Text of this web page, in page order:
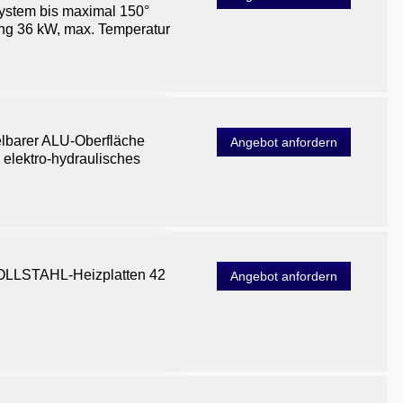
bis maximal 150°
36 kW, max. Temperatur
ALU-Oberfläche
elektro-hydraulisches
Angebot anfordern
Heizplatten 42 Angebot anfordern